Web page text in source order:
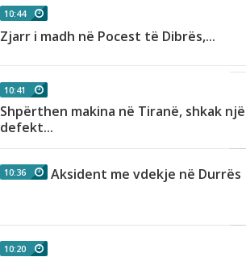
10:44
Zjarr i madh në Pocest të Dibrës,...
10:41
Shpërthen makina në Tiranë, shkak një
defekt...
10:36 Aksident me vdekje në Durrës
10:20